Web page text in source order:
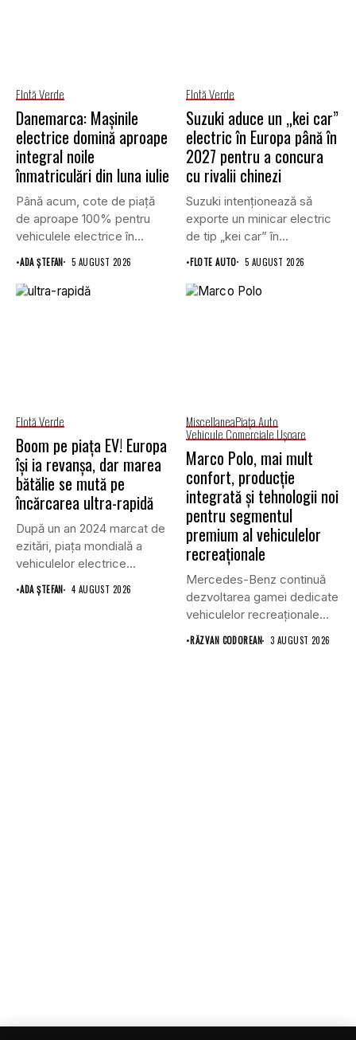
Flotă Verde
Danemarca: Mașinile
electrice domină aproape
integral noile
înmatriculări din luna iulie
Până acum, cote de piață
de aproape 100% pentru
vehiculele electrice în...
•ADA ȘTEFAN 5 AUGUST 2026
Flotă Verde
Suzuki aduce un „kei car”
electric în Europa până în
2027 pentru a concura
cu rivalii chinezi
Suzuki intenționează să
exporte un minicar electric
de tip „kei car” în...
•FLOTE AUTO 5 AUGUST 2026
Flotă Verde
Boom pe piața EV! Europa
își ia revanșa, dar marea
bătălie se mută pe
încărcarea ultra-rapidă
După un an 2024 marcat de
ezitări, piața mondială a
vehiculelor electrice...
•ADA ȘTEFAN 4 AUGUST 2026
MiscellaneaPiaţa Auto
Vehicule Comerciale Uşoare
Marco Polo, mai mult
confort, producție
integrată și tehnologii noi
pentru segmentul
premium al vehiculelor
recreaționale
Mercedes-Benz continuă
dezvoltarea gamei dedicate
vehiculelor recreaționale
prin lansarea unei versiuni
•RĂZVAN CODOREAN 3 AUGUST 2026